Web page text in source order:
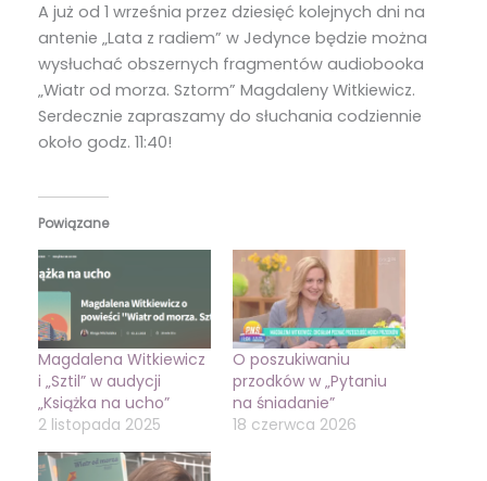
A już od 1 września przez dziesięć kolejnych dni na
antenie „Lata z radiem” w Jedynce będzie można
wysłuchać obszernych fragmentów audiobooka
„Wiatr od morza. Sztorm” Magdaleny Witkiewicz.
Serdecznie zapraszamy do słuchania codziennie
około godz. 11:40!
Powiązane
Magdalena Witkiewicz
i „Sztil” w audycji
„Książka na ucho”
2 listopada 2025
O poszukiwaniu
przodków w „Pytaniu
na śniadanie”
18 czerwca 2026